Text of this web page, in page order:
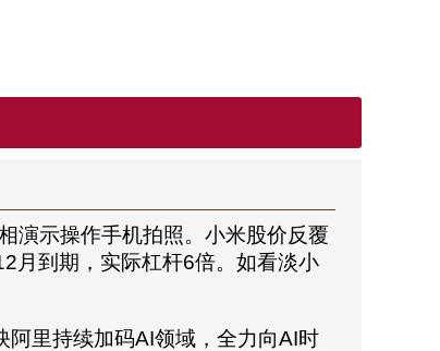
演示操作手机拍照。小米股价反覆
月到期，实际杠杆6倍。如看淡小
里持续加码AI领域，全力向AI时